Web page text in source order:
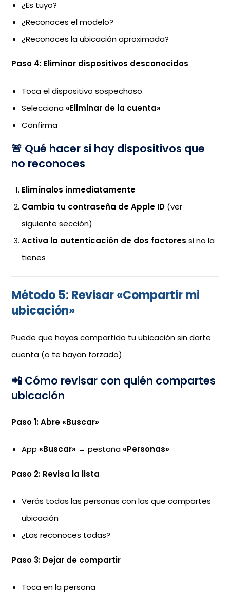
¿Es tuyo?
¿Reconoces el modelo?
¿Reconoces la ubicación aproximada?
Paso 4: Eliminar dispositivos desconocidos
Toca el dispositivo sospechoso
Selecciona«Eliminar de la cuenta»
Confirma
🚨 Qué hacer si hay dispositivos que
no reconoces
Elimínalos inmediatamente
Cambia tu contraseña de Apple ID (ver
siguiente sección)
Activa la autenticación de dos factores si no la
tienes
Método 5: Revisar «Compartir mi
ubicación»
Puede que hayas compartido tu ubicación sin darte
cuenta (o te hayan forzado).
📲 Cómo revisar con quién compartes
ubicación
Paso 1: Abre «Buscar»
App«Buscar» → pestaña«Personas»
Paso 2: Revisa la lista
Verás todas las personas con las que compartes
ubicación
¿Las reconoces todas?
Paso 3: Dejar de compartir
Toca en la persona